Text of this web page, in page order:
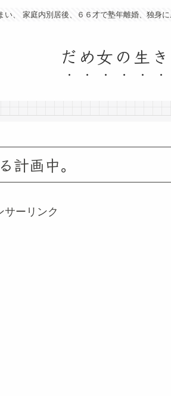
い、 家庭内別居後、６６才で塾年離婚、独身
だめ女の生
計画中。
サーリンク